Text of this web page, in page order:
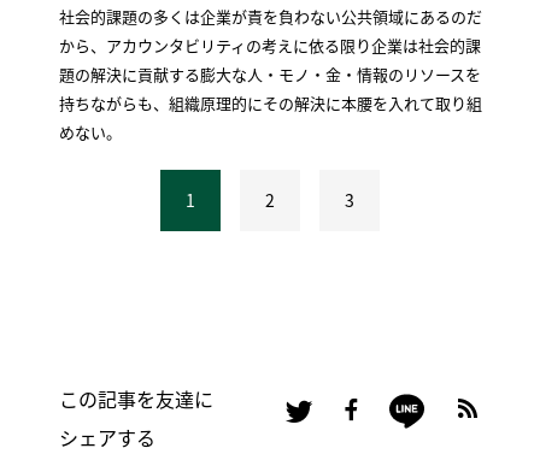
社会的課題の多くは企業が責を負わない公共領域にあるのだ
から、アカウンタビリティの考えに依る限り企業は社会的課
題の解決に貢献する膨大な人・モノ・金・情報のリソースを
持ちながらも、組織原理的にその解決に本腰を入れて取り組
めない。
1 2 3
この記事を友達に
シェアする